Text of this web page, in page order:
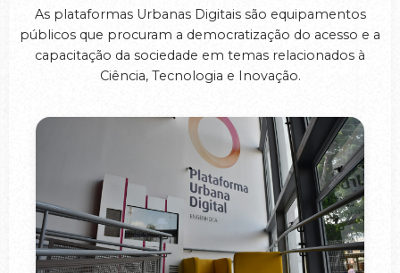
As plataformas Urbanas Digitais são equipamentos
públicos que procuram a democratização do acesso e a
capacitação da sociedade em temas relacionados à
Ciência, Tecnologia e Inovação.